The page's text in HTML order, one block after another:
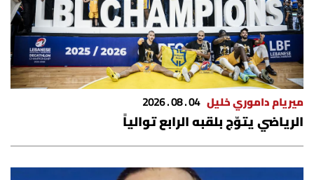
ميريام داموري خليل 04 . 08 . 2026
الرياضي يتوّج بلقبه الرابع توالياً